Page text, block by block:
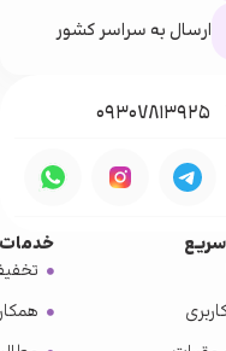
ارسال به سراسر کشور
۰۹۳۰۷۸۱۳۹۲۵